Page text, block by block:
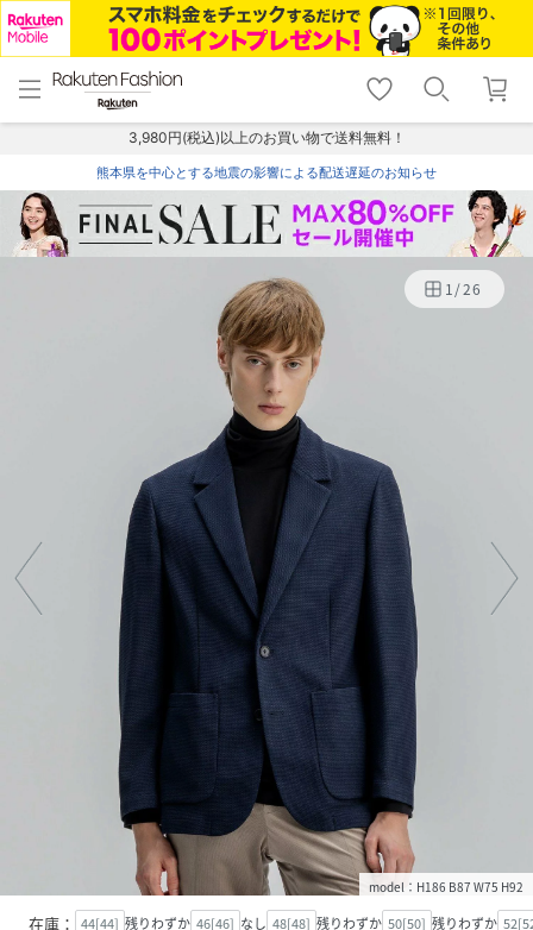
menu home
トップ
shopping_cart lock_outline
ログイン
3,980円(税込)以上のお買い物で送料無料！
熊本県を中心とする地震の影響による配送遅延のお知らせ
1/26
model：H186 B87 W75 H92
在庫： 44[44] 残りわずか 46[46] なし 48[48] 残りわずか 50[50] 残りわずか